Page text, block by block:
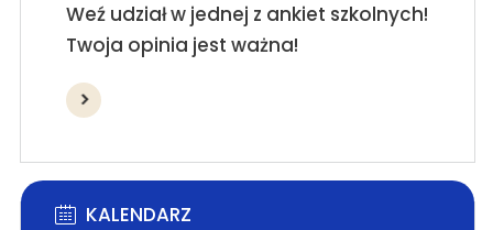
Weź udział w jednej z ankiet szkolnych!
Twoja opinia jest ważna!
KALENDARZ